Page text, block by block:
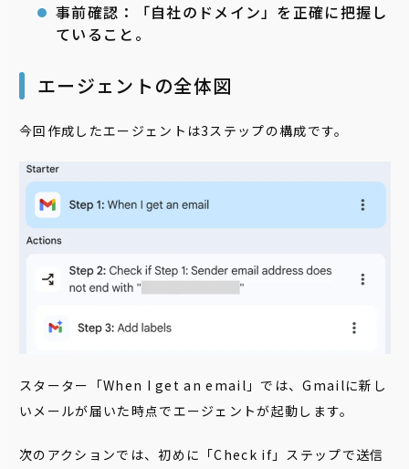
事前確認：「自社のドメイン」を正確に把握し
ていること。
エージェントの全体図
今回作成したエージェントは3ステップの構成です。
スターター「When I get an email」では、Gmailに新し
いメールが届いた時点でエージェントが起動します。
次のアクションでは、初めに「Check if」ステップで送信